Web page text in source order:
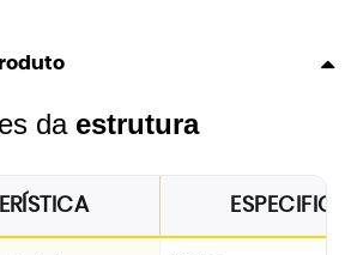
da estrutura